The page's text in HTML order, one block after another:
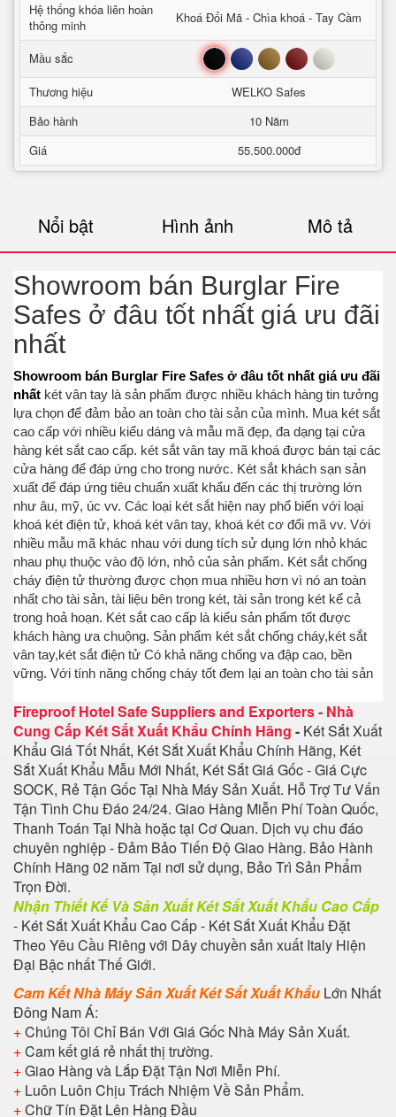
Hệ thống khóa liên hoàn
thông minh
Khoá Đổi Mã - Chìa khoá - Tay Cầm
Mầu sắc Đen Xanh Nâu Đỏ Trắng
Thương hiệu
WELKO Safes
Bảo hành
10 Năm
Giá
55.500.000đ
Nổi bật Hình ảnh Mô tả
Showroom bán Burglar Fire
Safes ở đâu tốt nhất giá ưu đãi
nhất
Showroom bán Burglar Fire Safes ở đâu tốt nhất giá ưu đãi
nhất két vân tay là sản phẩm được nhiều khách hàng tin tưởng
lựa chọn để đảm bảo an toàn cho tài sản của mình. Mua két sắt
cao cấp với nhiều kiểu dáng và mẫu mã đẹp, đa dạng tại cửa
hàng két sắt cao cấp. két sắt vân tay mã khoá được bán tại các
cửa hàng để đáp ứng cho trong nước. Két sắt khách sạn sản
xuất để đáp ứng tiêu chuẩn xuất khẩu đến các thị trường lớn
như âu, mỹ, úc vv. Các loại két sắt hiện nay phổ biến với loại
khoá két điện tử, khoá két vân tay, khoá két cơ đổi mã vv. Với
nhiều mẫu mã khác nhau với dung tích sử dụng lớn nhỏ khác
nhau phụ thuộc vào độ lớn, nhỏ của sản phẩm. Két sắt chống
cháy điện tử thường được chọn mua nhiều hơn vì nó an toàn
nhất cho tài sản, tài liệu bên trong két, tài sản trong két kể cả
trong hoả hoạn. Két sắt cao cấp là kiểu sản phẩm tốt được
khách hàng ưa chuộng. Sản phẩm két sắt chống cháy,két sắt
vân tay,két sắt điện tử Có khả năng chống va đập cao, bền
vững. Với tính năng chống cháy tốt đem lại an toàn cho tài sản
Fireproof Hotel Safe Suppliers and Exporters- Nhà
Cung Cấp Két Sắt Xuất Khẩu Chính Hãng - Két Sắt Xuất
Khẩu Giá Tốt Nhất, Két Sắt Xuất Khẩu Chính Hãng, Két
Sắt Xuất Khẩu Mẫu Mới Nhất, Két Sắt Giá Gốc - Giá Cực
SOCK, Rẻ Tận Gốc Tại Nhà Máy Sản Xuất. Hỗ Trợ Tư Vấn
Tận Tình Chu Đáo 24/24. Giao Hàng Miễn Phí Toàn Quốc,
Thanh Toán Tại Nhà hoặc tại Cơ Quan. Dịch vụ chu đáo
chuyên nghiệp - Đảm Bảo Tiến Độ Giao Hàng. Bảo Hành
Chính Hãng 02 năm Tại nơi sử dụng, Bảo Trì Sản Phẩm
Trọn Đời.
Nhận Thiết Kế Và Sản Xuất Két Sắt Xuất Khẩu Cao Cấp
- Két Sắt Xuất Khẩu Cao Cấp - Két Sắt Xuất Khẩu Đặt
Theo Yêu Cầu Riêng với Dây chuyền sản xuất Italy Hiện
Đại Bậc nhất Thế Giới.
Cam Kết Nhà Máy Sản Xuất KétSắt Xuất Khẩu Lớn Nhất
Đông Nam Á:
+Chúng Tôi Chỉ Bán Với Giá Gốc Nhà Máy Sản Xuất.
+Cam kết giá rẻ nhất thị trường.
+Giao Hàng và Lắp Đặt Tận Nơi Miễn Phí.
+ Luôn Luôn Chịu Trách Nhiệm Về Sản Phẩm.
+Chữ Tín Đặt Lên Hàng Đầu